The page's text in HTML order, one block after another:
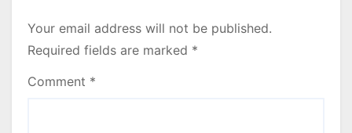
Your email address will not be published.
Required fields are marked *
Comment *